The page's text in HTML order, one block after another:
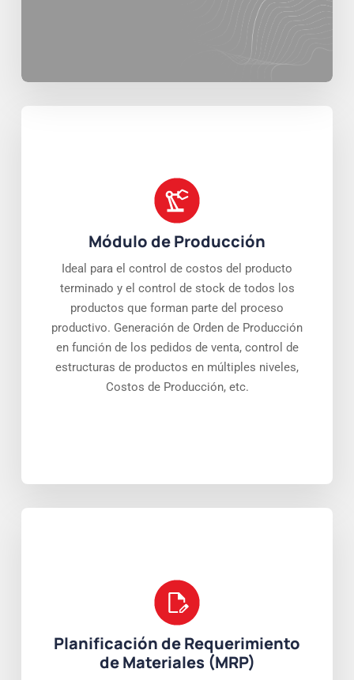
Módulo de Producción
Ideal para el control de costos del producto
terminado y el control de stock de todos los
productos que forman parte del proceso
productivo. Generación de Orden de Producción
en función de los pedidos de venta, control de
estructuras de productos en múltiples niveles,
Costos de Producción, etc.
Planificación de Requerimiento
de Materiales (MRP)